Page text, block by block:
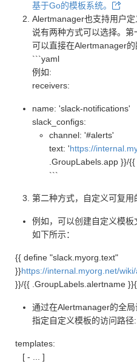
基于Go的模板系统。
Alertmanager也支持用户
说有两种方式可以选择。
可以直接在Alertmanager的
```yaml
例如:
receivers:
name: 'slack-notifications'
slack_configs:
channel: '#alerts'
text: 'https://
.GroupLabels.app }}/
```
第二种方式，自定义可复用
例如，可以创建自定义模板
如下所示：
{{ define "slack.myorg.text"
}}https://internal.myorg.net/
}}/{{ .GroupLabels.alertname
通过在Alertmanager的全
指定自定义模板的访问路径:
templates:
[ - ... ]